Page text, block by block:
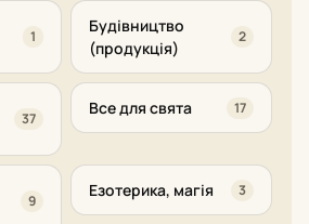
1
Будівництво
(продукція)
2
37
Все для свята 17
9
Езотерика, магія 3